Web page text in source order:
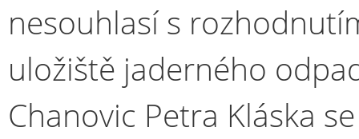
nesouhlasí s
uložiště jaderného
Chanovic Petra Kláska